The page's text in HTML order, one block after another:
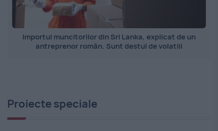
Importul muncitorilor din Sri Lanka, explicat de un
antreprenor român. Sunt destul de volatili
Proiecte speciale